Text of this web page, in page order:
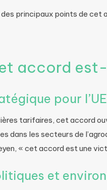
principaux points de cet
accord
pour l’UE
tarifaires, cet accord
dans les secteurs de
« cet accord est une
et